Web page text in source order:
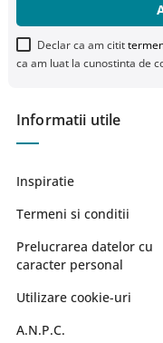
Informatii utile
Inspiratie
Termeni si conditii
Prelucrarea datelor cu
caracter personal
Utilizare cookie-uri
A.N.P.C.
Declar ca am citit
ca am luat la cunostinta de